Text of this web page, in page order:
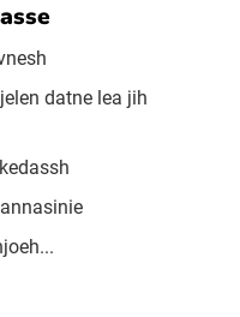
datne lea jih